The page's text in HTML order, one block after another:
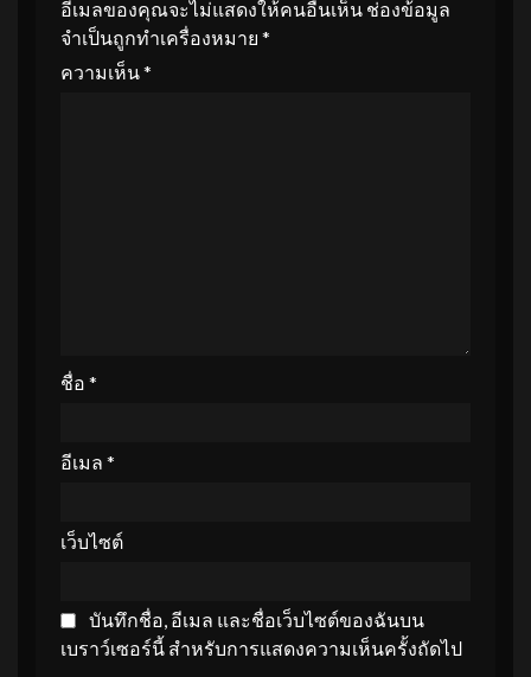
อีเมลของคุณจะไม่แสดงให้คนอื่นเห็น ช่องข้อมูล
จำเป็นถูกทำเครื่องหมาย *
ความเห็น*
ชื่อ *
อีเมล *
เว็บไซต์
บันทึกชื่อ, อีเมล และชื่อเว็บไซต์ของฉันบน
เบราว์เซอร์นี้ สำหรับการแสดงความเห็นครั้งถัดไป